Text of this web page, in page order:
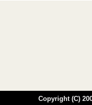
Copyright (C)